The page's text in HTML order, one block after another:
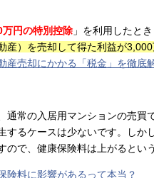
万円の特別控除 」を利用したと
産）を売却して得た利益が
産売却にかかる「税金」を徹底
通常の入居用マンションの売
するケースは少ないです。し
ので、健康保険料は上がるとい
険料に影響があるって本当？